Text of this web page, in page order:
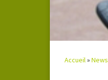
Accueil»News